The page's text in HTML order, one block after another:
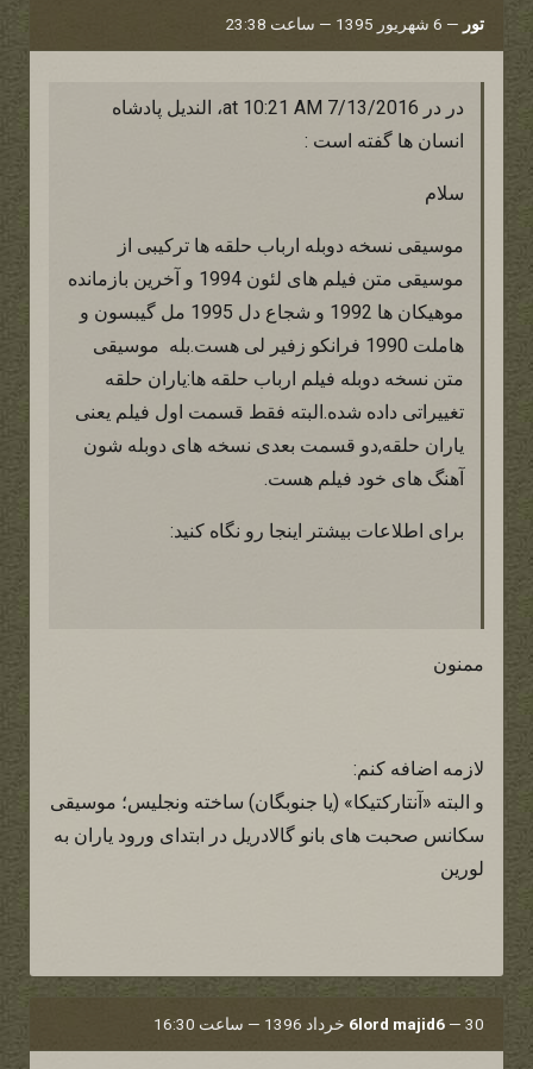
تور — 6 شهریور 1395 — ساعت 23:38
در در 7/13/2016 at 10:21 AM، الندیل پادشاه
انسان ها گفته است :
سلام
موسیقی نسخه دوبله ارباب حلقه ها ترکیبی از
موسیقی متن فیلم های لئون 1994 و آخرین بازمانده
موهیکان ها 1992 و شجاع دل 1995 مل گیبسون و
هاملت 1990 فرانکو زفیر لی هست.بله موسیقی
متن نسخه دوبله فیلم ارباب حلقه ها:یاران حلقه
تغییراتی داده شده.البته فقط قسمت اول فیلم یعنی
یاران حلقه,دو قسمت بعدی نسخه های دوبله شون
آهنگ های خود فیلم هست.
برای اطلاعات بیشتر اینجا رو نگاه کنید:
ممنون
لازمه اضافه کنم:
و البته «آنتارکتیکا» (یا جنوبگان) ساخته ونجلیس؛ موسیقی
سکانس صحبت های بانو گالادریل در ابتدای ورود یاران به
لورین
6lord majid6 — 30 خرداد 1396 — ساعت 16:30